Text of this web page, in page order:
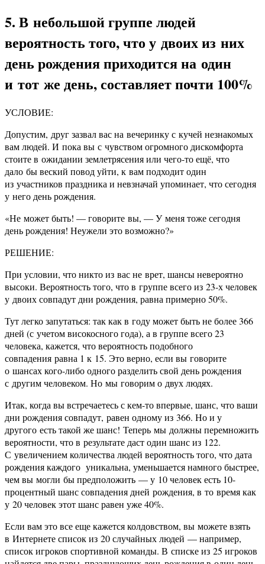
5. В небольшой группе людей
вероятность того, что у двоих из них
день рождения приходится на один
и тот же день, составляет почти 100%
УСЛОВИЕ:
Допустим, друг зазвал вас на вечеринку с кучей незнакомых
вам людей. И пока вы с чувством огромного дискомфорта
стоите в ожидании землетрясения или чего-то ещё, что
дало бы веский повод уйти, к вам подходит один
из участников праздника и невзначай упоминает, что сегодня
у него день рождения.
«Не может быть! — говорите вы, — У меня тоже сегодня
день рождения! Неужели это возможно?»
РЕШЕНИЕ:
При условии, что никто из вас не врет, шансы невероятно
высоки. Вероятность того, что в группе всего из 23-х человек
у двоих совпадут дни рождения, равна примерно 50%.
Тут легко запутаться: так как в году может быть не более 366
дней (с учетом високосного года), а в группе всего 23
человека, кажется, что вероятность подобного
совпадения равна 1 к 15. Это верно, если вы говорите
о шансах кого-либо одного разделить свой день рождения
с другим человеком. Но мы говорим о двух людях.
Итак, когда вы встречаетесь с кем-то впервые, шанс, что ваши
дни рождения совпадут, равен одному из 366. Но и у
другого есть такой же шанс! Теперь мы должны перемножить
вероятности, что в результате даст один шанс из 122.
С увеличением количества людей вероятность того, что дата
рождения каждого уникальна, уменьшается намного быстрее,
чем вы могли бы предположить — у 10 человек есть 10-
процентный шанс совпадения дней рождения, в то время как
у 20 человек этот шанс равен уже 40%.
Если вам это все еще кажется колдовством, вы можете взять
в Интернете список из 20 случайных людей — например,
список игроков спортивной команды. В списке из 25 игроков